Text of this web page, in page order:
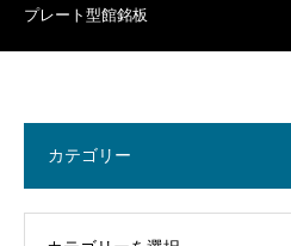
プレート型館銘板
カテゴリー